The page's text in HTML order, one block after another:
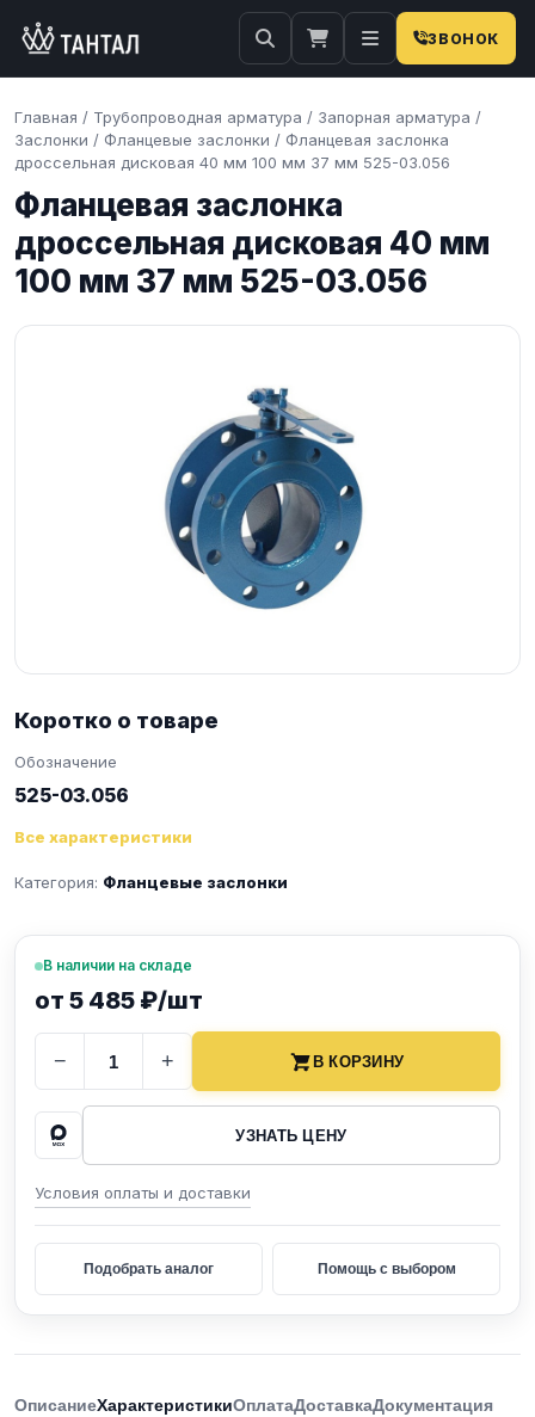
ЗВОНОК
Главная / Трубопроводная арматура / Запорная арматура /
Заслонки / Фланцевые заслонки / Фланцевая заслонка
дроссельная дисковая 40 мм 100 мм 37 мм 525-03.056
Фланцевая заслонка
дроссельная дисковая 40 мм
100 мм 37 мм 525-03.056
Коротко о товаре
Обозначение
525-03.056
Все характеристики
Категория: Фланцевые заслонки
В наличии на складе
от 5 485 ₽/шт
− + В КОРЗИНУ
УЗНАТЬ ЦЕНУ
Условия оплаты и доставки
Подобрать аналог Помощь с выбором
ОписаниеХарактеристикиОплатаДоставкаДокументация